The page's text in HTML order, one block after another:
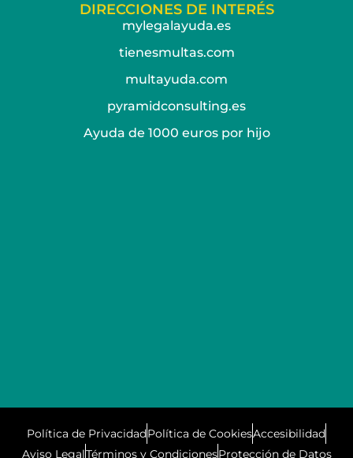
DIRECCIONES DE INTERÉS
mylegalayuda.es
tienesmultas.com
multayuda.com
pyramidconsulting.es
Ayuda de 1000 euros por hijo
Política de PrivacidadPolítica de CookiesAccesibilidad
Aviso LegalTérminos y CondicionesProtección de Datos